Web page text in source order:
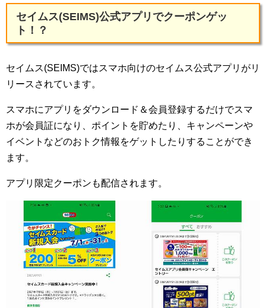
セイムス(SEIMS)公式アプリでクーポンゲッ
ト！？
セイムス(SEIMS)ではスマホ向けのセイムス公式アプリがリ
リースされています。
スマホにアプリをダウンロード＆会員登録するだけでスマ
ホが会員証になり、ポイントを貯めたり、キャンペーンや
イベントなどのおトク情報をゲットしたりすることができ
ます。
アプリ限定クーポンも配信されます。